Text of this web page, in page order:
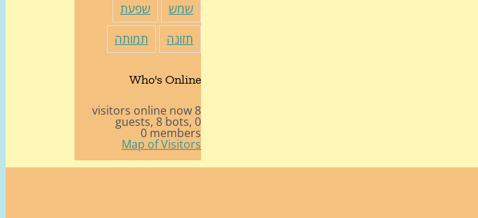
שמש
שפעת
תזונה
תמותה
Who's Online
8 visitors online now
0 guests,
8 bots,
0 members
Map of Visitors